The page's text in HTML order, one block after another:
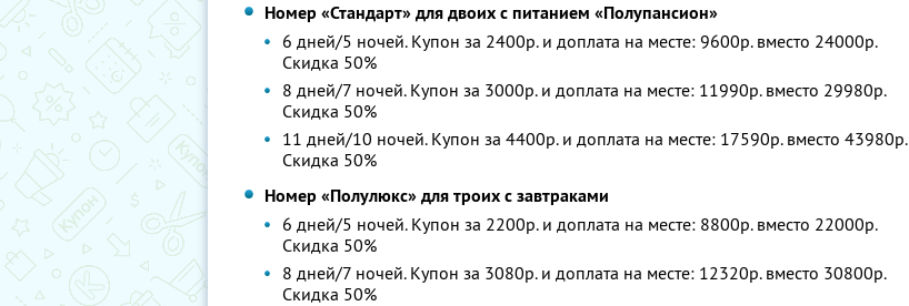
Номер «Стандарт» для двоих с питанием «Полупансион»
6 дней/5 ночей. Купон за 2400р. и доплата на месте: 9600р. вместо 24000р.
Скидка 50%
8 дней/7 ночей. Купон за 3000р. и доплата на месте: 11990р. вместо 29980р.
Скидка 50%
11 дней/10 ночей. Купон за 4400р. и доплата на месте: 17590р. вместо 43980р.
Скидка 50%
Номер «Полулюкс» для троих с завтраками
6 дней/5 ночей. Купон за 2200р. и доплата на месте: 8800р. вместо 22000р.
Скидка 50%
8 дней/7 ночей. Купон за 3080р. и доплата на месте: 12320р. вместо 30800р.
Скидка 50%